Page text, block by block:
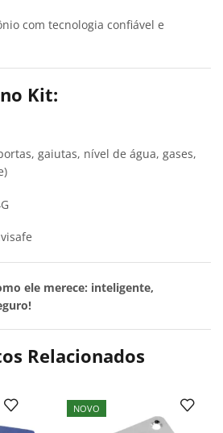
com tecnologia confiável e
Kit:
gaiutas, nível de água, gases,
ele merece: inteligente,
Relacionados
NOVO